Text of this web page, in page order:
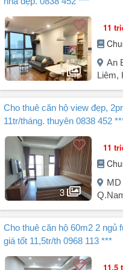
- Căn 2 ngủ full đồ giá 13
- E Thuyên chung cho thuê
Lh để nhận thông tin chi tiết
4
11
An
Liêm,
Người đăng: Thuyên
(33 tin
E Thuyên chuyên cho thuê
- Căn 70m², 2 phòng ngủ full
- Quý khách chỉ việc mang vali
LH E Thuyên để nhận thông
Cho thuê căn hộ view đẹp,
11tr/tháng. thuyên 0838 452
3
11
Người đăng: Thuyên
(33 tin
Cho thuê căn hộ view đẹp,
Cho thuê căn hộ 60m2 2 ngủ
giá tốt 11,5tr/th 0968 113 ***
11.5